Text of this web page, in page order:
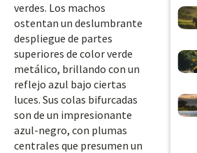
verdes. Los machos
ostentan un deslumbrante
despliegue de partes
superiores de color verde
metálico, brillando con un
reflejo azul bajo ciertas
luces. Sus colas bifurcadas
son de un impresionante
azul-negro, con plumas
centrales que presumen un